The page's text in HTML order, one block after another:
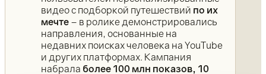
видео с подборкой путешествий по их
мечте – в ролике демонстрировались
направления, основанные на
недавних поисках человека на YouTube
и других платформах. Кампания
набрала более 100 млн показов, 10